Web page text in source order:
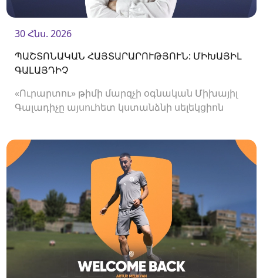
30 Հնս. 2026
ՊԱՇՏՈՆԱԿԱՆ ՀԱՅՏԱՐԱՐՈՒԹՅՈՒՆ: ՄԻԽԱՅԻԼ
ԳԱԼԱՅԴԻՉ
«Ուրարտու» թիմի մարզչի օգնական Միխայիլ
Գալադիչը այսուհետ կստանձնի սելեկցիոն